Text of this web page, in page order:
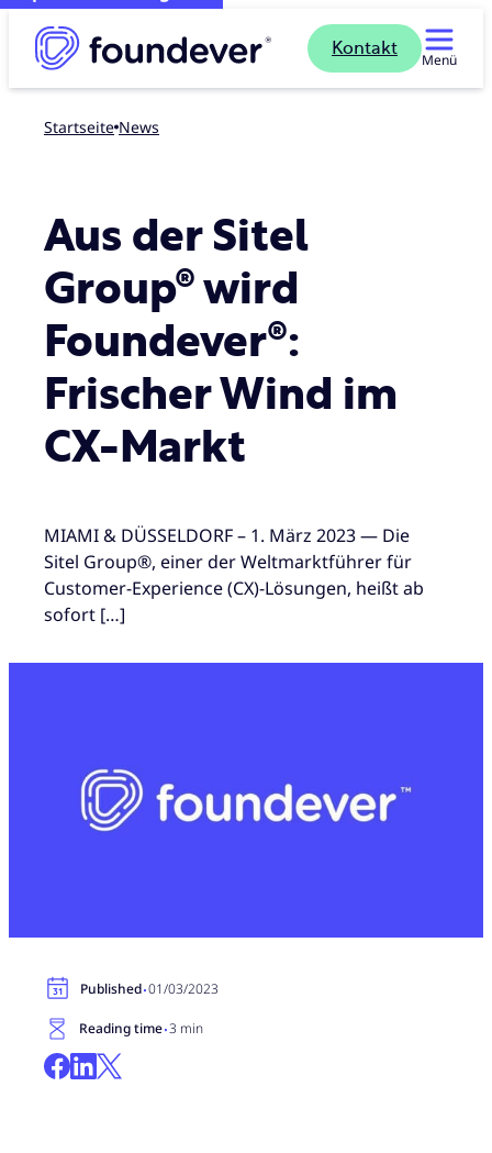
Kontakt
Menü
Startseite news
Aus der Sitel
Group® wird
Foundever®:
Frischer Wind im
CX-Markt
MIAMI & DÜSSELDORF – 1. März 2023 — Die
Sitel Group®, einer der Weltmarktführer für
Customer-Experience (CX)-Lösungen, heißt ab
sofort […]
Published·01/03/2023
Reading time·3 min